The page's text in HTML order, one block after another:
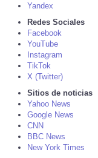
CONTACT
SEARCH
SHOPPING
Daily Deals
RobinsPost Store
Yandex
Redes Sociales
Facebook
YouTube
Instagram
TikTok
X (Twitter)
Sitios de noticias
Yahoo News
Google News
CNN
BBC News
New York Times